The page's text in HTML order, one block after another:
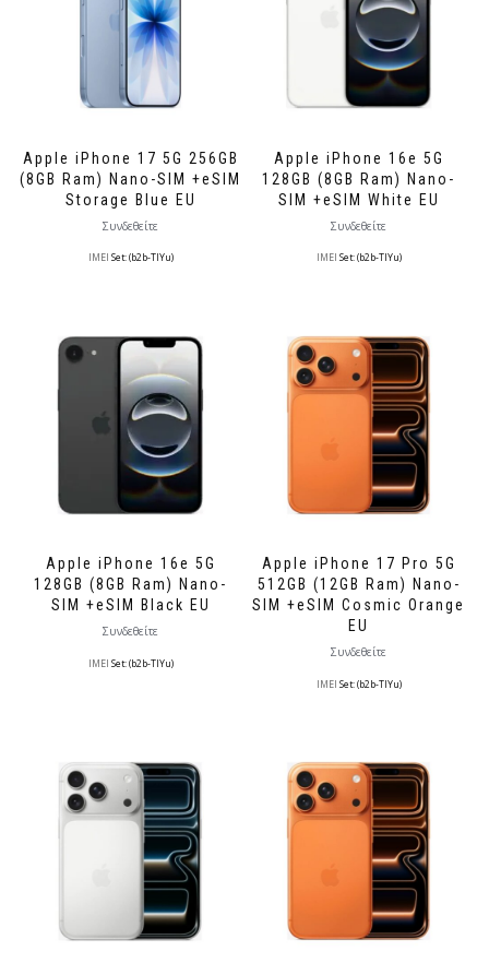
Apple iPhone 17 5G 256GB
(8GB Ram) Nano-SIM +eSIM
Storage Blue EU
Συνδεθείτε
IMEI Set: (b2b-TlYu)
Apple iPhone 16e 5G
128GB (8GB Ram) Nano-
SIM +eSIM White EU
Συνδεθείτε
IMEI Set: (b2b-TlYu)
Apple iPhone 16e 5G
128GB (8GB Ram) Nano-
SIM +eSIM Black EU
Συνδεθείτε
IMEI Set: (b2b-TlYu)
Apple iPhone 17 Pro 5G
512GB (12GB Ram) Nano-
SIM +eSIM Cosmic Orange
EU
Συνδεθείτε
IMEI Set: (b2b-TlYu)